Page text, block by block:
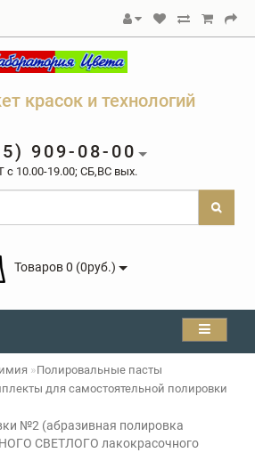
красок и технологий
909-08-00
c 10.00-19.00; СБ,ВС вых.
Товаров 0 (0руб.)
Полировальные пасты
для самостоятельной полировки
№2 (абразивная полировка
СВЕТЛОГО лакокрасочного